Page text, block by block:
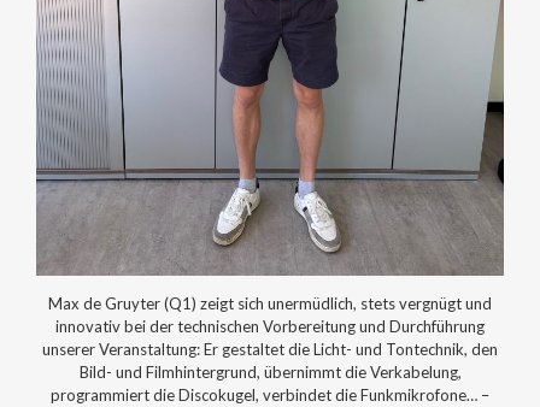
Max de Gruyter (Q1) zeigt sich unermüdlich, stets vergnügt und
innovativ bei der technischen Vorbereitung und Durchführung
unserer Veranstaltung: Er gestaltet die Licht- und Tontechnik, den
Bild- und Filmhintergrund, übernimmt die Verkabelung,
programmiert die Discokugel, verbindet die Funkmikrofone… –